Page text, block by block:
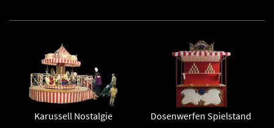
Karussell Nostalgie Dosenwerfen Spielstand